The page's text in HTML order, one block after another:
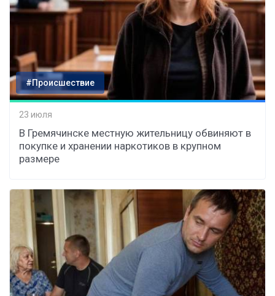
#Происшествие
23 июля
В Гремячинске местную жительницу обвиняют в
покупке и хранении наркотиков в крупном
размере